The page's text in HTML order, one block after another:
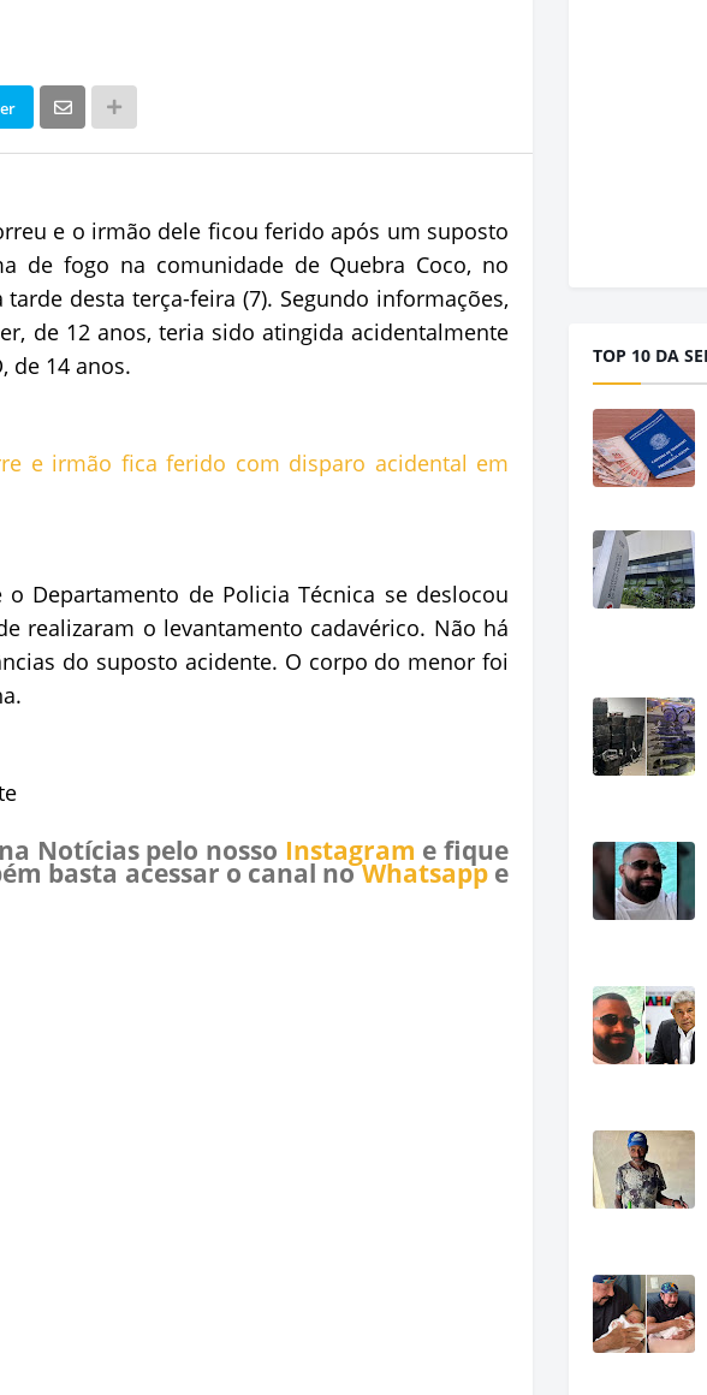
e o irmão dele ficou ferido após um suposto
de fogo na comunidade de Quebra Coco, no
desta terça-feira (7). Segundo informações,
de 12 anos, teria sido atingida acidentalmente
de 14 anos.
Departamento de Policia Técnica se deslocou
realizaram o levantamento cadavérico. Não há
do suposto acidente. O corpo do menor foi
Notícias pelo nosso Instagram e fique
basta acessar o canal noWhatsappe
TOP 10 DA